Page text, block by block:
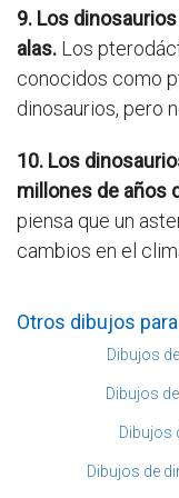
9. Los
alas. Los
conocidos como
dinosaurios, pero
10. Los
millones de años
piensa que un
cambios en el
Otros dibujos
Dibujos
Dibujos
Dibujos
Dibujos de